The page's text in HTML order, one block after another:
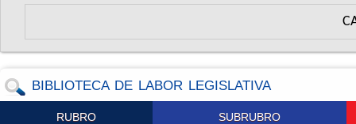
BIBLIOTECA DE LABOR LEGISLATIVA
RUBRO SUBRUBRO